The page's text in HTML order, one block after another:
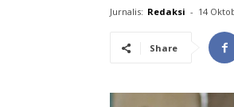
Jurnalis: Redaksi - 14
Share